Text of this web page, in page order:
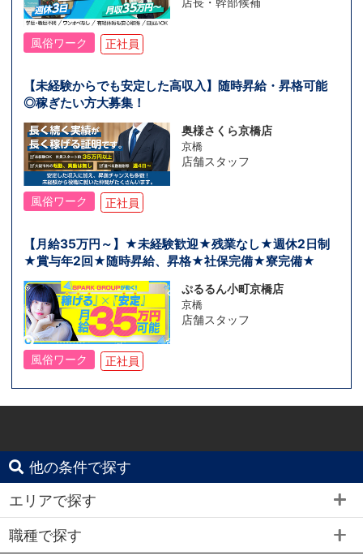
風俗ワーク 正社員
【未経験からでも安定した高収入】随時昇給・昇格可能
◎稼ぎたい方大募集！
奥様さくら京橋店
京橋
店舗スタッフ
風俗ワーク 正社員
【月給35万円～】★未経験歓迎★残業なし★週休2日制
★賞与年2回★随時昇給、昇格★社保完備★寮完備★
ぷるるん小町京橋店
京橋
店舗スタッフ
風俗ワーク 正社員
他の条件で探す
エリアで探す
職種で探す